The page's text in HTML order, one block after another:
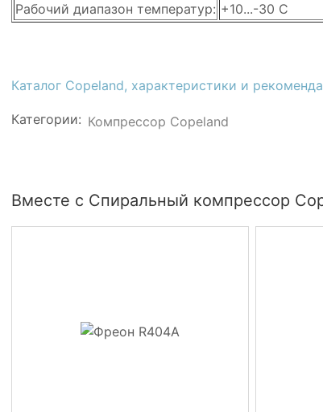
Рабочий диапазон температур: +10...-30 C
Каталог Copeland, характеристики и
Категории: Компрессор Copeland
Вместе с Спиральный компрессор